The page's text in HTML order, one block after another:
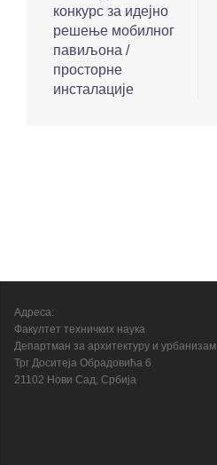
конкурс за идејно
решење мобилног
павиљона /
просторне
инсталације
Адреса:
Факултет техничких наука
Департман за архитектуру и урбанизам
Трг Доситеја Обрадовића 6
21102 Нови Сад, Србија